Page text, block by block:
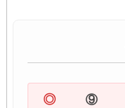
◎ ⑨